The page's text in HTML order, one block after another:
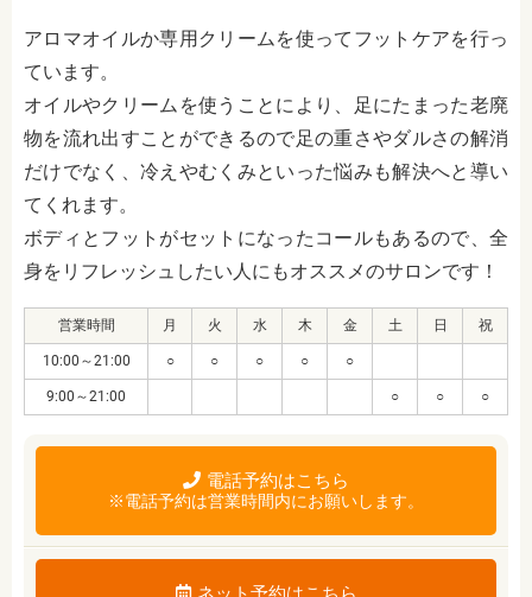
アロマオイルか専用クリームを使ってフットケアを行っ
ています。
オイルやクリームを使うことにより、足にたまった老廃
物を流れ出すことができるので足の重さやダルさの解消
だけでなく、冷えやむくみといった悩みも解決へと導い
てくれます。
ボディとフットがセットになったコールもあるので、全
身をリフレッシュしたい人にもオススメのサロンです！
営業時間 月 火 水 木 金 土 日 祝
10:00～21:00 ○ ○ ○ ○ ○
9:00～21:00 ○ ○ ○
電話予約はこちら
※電話予約は営業時間内にお願いします。